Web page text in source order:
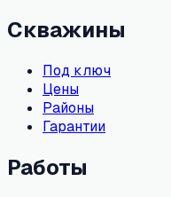
Скважины
Под ключ
Цены
Районы
Гарантии
Работы